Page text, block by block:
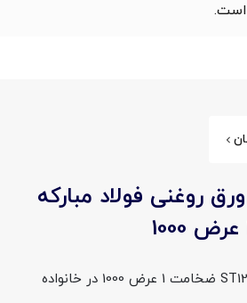
روغنی فولاد مبارکه
ورق روغنی فولاد مبارکه ST12 ضخامت 1 عرض 1000 در خانواده